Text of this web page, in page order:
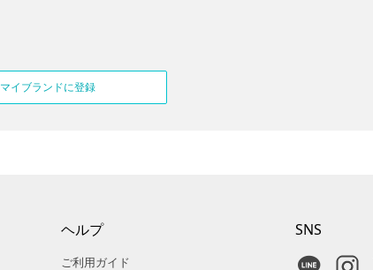
マイブランドに登録
ヘルプ
ご利用ガイド
SNS